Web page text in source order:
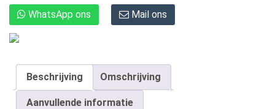
WhatsApp ons Mail ons
Beschrijving Omschrijving
Aanvullende informatie